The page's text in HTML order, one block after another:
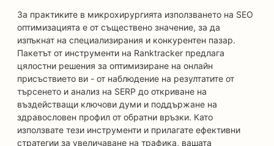
За практиките в микрохирургията използването на SEO
оптимизацията е от съществено значение, за да
изпъкнат на специализирания и конкурентен пазар.
Пакетът от инструменти на Ranktracker предлага
цялостни решения за оптимизиране на онлайн
присъствието ви - от наблюдение на резултатите от
търсенето и анализ на SERP до откриване на
въздействащи ключови думи и поддържане на
здравословен профил от обратни връзки. Като
използвате тези инструменти и прилагате ефективни
стратегии за увеличаване на трафика, вашата